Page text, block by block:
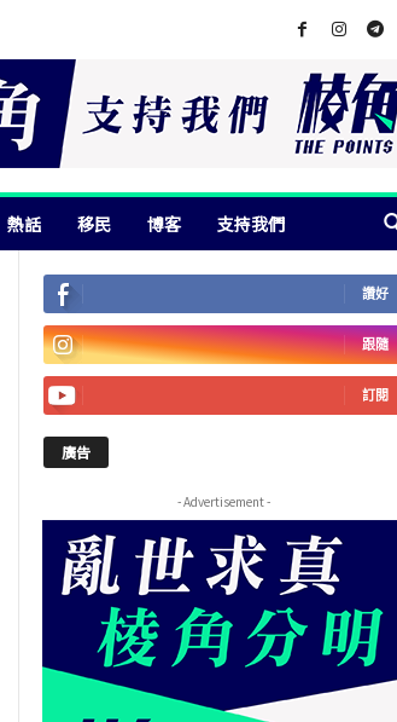
熱話 移民 博客 支持我們
讚好
跟隨
訂閱
廣告
- Advertisement -